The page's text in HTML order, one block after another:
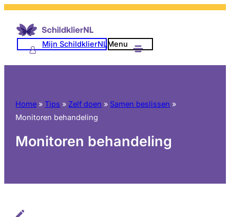
naar
Mijn SchildklierNLMenu
Home » Tips » Zelf doen » Samen beslissen »
Monitoren behandeling
Monitoren behandeling